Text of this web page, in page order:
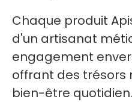
Chaque produit
d'un artisanat
engagement
offrant des trésors
bien-être quotidien.